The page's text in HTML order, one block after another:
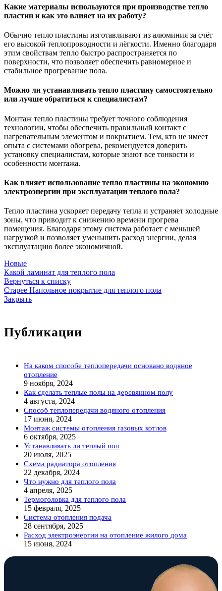
Какие материалы используются при производстве тепло
пластин и как это влияет на их работу?
Обычно тепло пластины изготавливают из алюминия за счёт
его высокой теплопроводности и лёгкости. Именно благодаря
этим свойствам тепло быстро распространяется по
поверхности, что позволяет обеспечить равномерное и
стабильное прогревание пола.
Можно ли устанавливать тепло пластину самостоятельно
или лучше обратиться к специалистам?
Монтаж тепло пластины требует точного соблюдения
технологии, чтобы обеспечить правильный контакт с
нагревательным элементом и покрытием. Тем, кто не имеет
опыта с системами обогрева, рекомендуется доверить
установку специалистам, которые знают все тонкости и
особенности монтажа.
Как влияет использование тепло пластины на экономию
электроэнергии при эксплуатации теплого пола?
Тепло пластина ускоряет передачу тепла и устраняет холодные
зоны, что приводит к снижению времени прогрева
помещения. Благодаря этому система работает с меньшей
нагрузкой и позволяет уменьшить расход энергии, делая
эксплуатацию более экономичной.
Новые
Какой ламинат для теплого пола
Вернуться к списку
Старее Напольное покрытие для теплого пола
Закрыть
Публикации
На каком способе теплопередачи основано водяное
отопление
9 ноября, 2024
Как сделать теплые полы на деревянном полу
4 августа, 2024
Способ теплопередачи водяного отопления
17 июня, 2024
Монтаж системы отопления газовых котлов
6 октября, 2025
Устанавливать ли теплый пол
20 июля, 2025
Схема радиатора отопления
22 декабря, 2024
Что нужно для теплого пола
4 апреля, 2025
Термоголовка для теплого пола
15 февраля, 2025
Система отопления подача
28 сентября, 2025
Расход электроэнергии на отопление жилого дома
15 июня, 2024